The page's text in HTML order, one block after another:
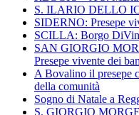
S. ILARIO DELLO
SIDERNO: Presepe
SCILLA: Borgo
SAN GIORGIO
Presepe vivente dei
A Bovalino il presepe
della comunità
Sogno di Natale a
S. GIORGIO